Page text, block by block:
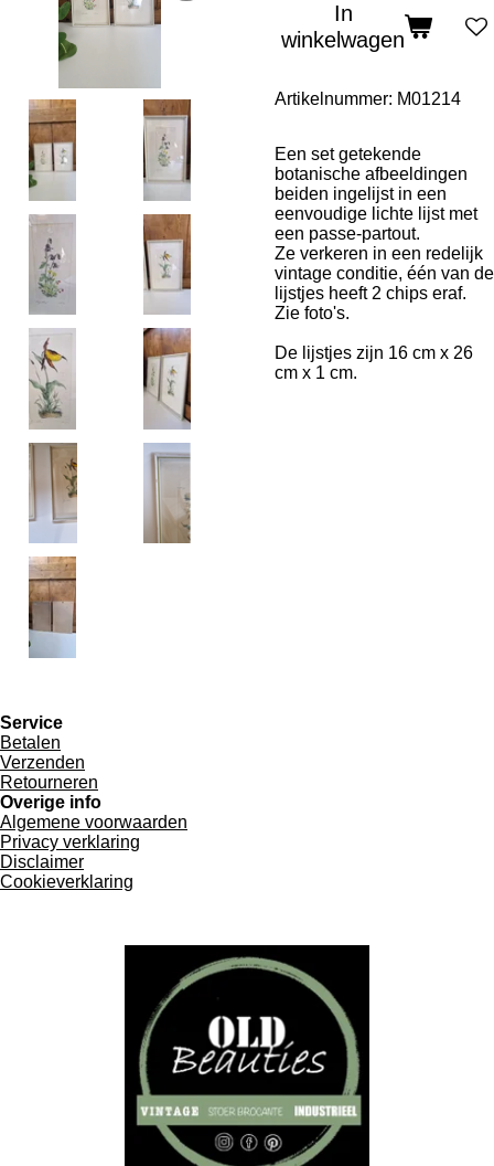
In
winkelwagen
Artikelnummer: M01214
Een set getekende
botanische afbeeldingen
beiden ingelijst in een
eenvoudige lichte lijst met
een passe-partout.
Ze verkeren in een redelijk
vintage conditie, één van de
lijstjes heeft 2 chips eraf.
Zie foto's.
De lijstjes zijn 16 cm x 26
cm x 1 cm.
Service
Betalen
Verzenden
Retourneren
Overige info
Algemene voorwaarden
Privacy verklaring
Disclaimer
Cookieverklaring